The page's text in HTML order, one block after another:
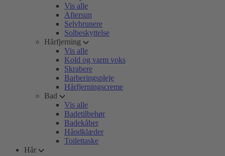
Vis alle
Aftersun
Selvbrunere
Solbeskyttelse
Hårfjerning
Vis alle
Kold og varm voks
Skrabere
Barberingspleje
Hårfjerningscreme
Bad
Vis alle
Badetilbehør
Badekåber
Håndklæder
Toilettaske
Hår